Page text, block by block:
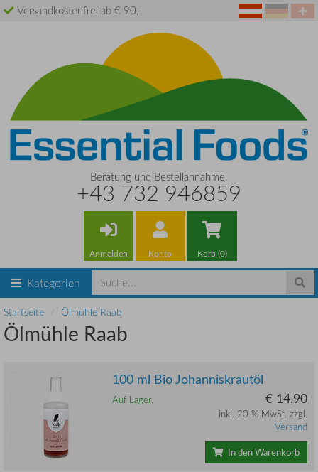
Versandkostenfrei ab € 90,-
Beratung und Bestellannahme:
+43 732 946859
Anmelden Konto Korb (0)
Kategorien
Startseite Ölmühle Raab
Ölmühle Raab
100 ml Bio Johanniskrautöl
Auf Lager. € 14,90
inkl. 20 % MwSt. zzgl.
Versand
In den Warenkorb